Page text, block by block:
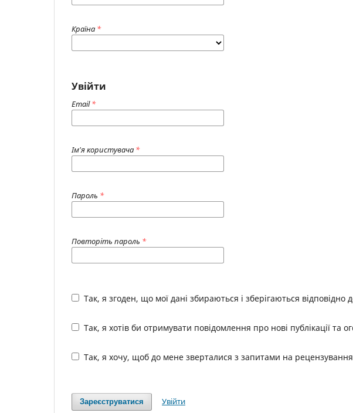
Країна *
Увійти
Email*
Ім'я користувача *
Пароль *
Повторіть пароль *
Так, я згоден, що мої дані збираються і зберігаються відповідно
Так, я хотів би отримувати повідомлення про нові публікації та
Так, я хочу, щоб до мене зверталися з запитами на
Зареєструватися Увійти